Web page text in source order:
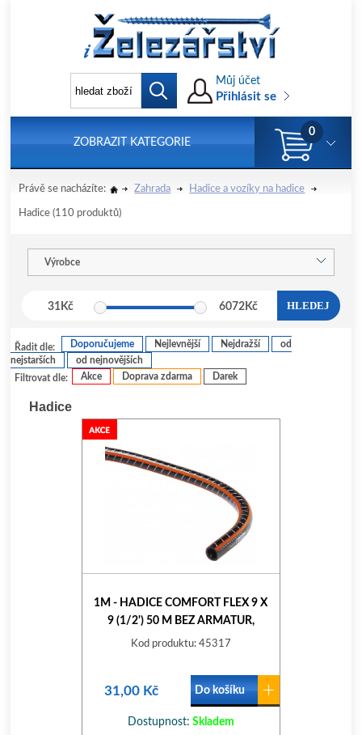
Můj účet
Přihlásit se
ZOBRAZIT KATEGORIE
0
Právě se nacházíte: Zahrada Hadice a vozíky na hadice
Hadice (110 produktů)
Výrobce
31Kč 6072 Kč HLEDEJ
Filtrovat dle: Akce Doprava zdarma Darek
Řadit dle: Doporučujeme Nejlevnější Nejdražší
od
nejstarších
od nejnovějších
Hadice
1M - HADICE COMFORT FLEX 9 X
9 (1/2') 50 M BEZ ARMATUR,
METRÁŽ 18039-22
Kod produktu: 45317
31,00 Kč Do košíku
Dostupnost: Skladem